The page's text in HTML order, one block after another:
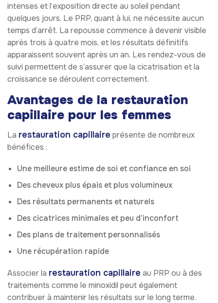
intenses et l’exposition directe au soleil pendant
quelques jours. Le PRP, quant à lui, ne nécessite aucun
temps d’arrêt. La repousse commence à devenir visible
après trois à quatre mois, et les résultats définitifs
apparaissent souvent après un an. Les rendez-vous de
suivi permettent de s’assurer que la cicatrisation et la
croissance se déroulent correctement.
Avantages de la restauration
capillaire pour les femmes
La restauration capillaire présente de nombreux
bénéfices :
Une meilleure estime de soi et confiance en soi
Des cheveux plus épais et plus volumineux
Des résultats permanents et naturels
Des cicatrices minimales et peu d’inconfort
Des plans de traitement personnalisés
Une récupération rapide
Associer la restauration capillaire au PRP ou à des
traitements comme le minoxidil peut également
contribuer à maintenir les résultats sur le long terme.